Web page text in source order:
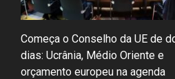
Começa o Conselho da UE de
dias: Ucrânia, Médio Oriente e
orçamento europeu na agenda